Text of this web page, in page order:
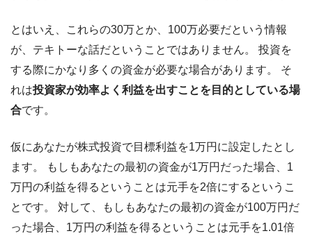
とはいえ、これらの30万とか、100万必要だという情報
が、テキトーな話だということではありません。 投資を
する際にかなり多くの資金が必要な場合があります。 そ
れは投資家が効率よく利益を出すことを目的としている場
合です。
仮にあなたが株式投資で目標利益を1万円に設定したとし
ます。 もしもあなたの最初の資金が1万円だった場合、1
万円の利益を得るということは元手を2倍にするというこ
とです。 対して、もしもあなたの最初の資金が100万円だ
った場合、1万円の利益を得るということは元手を1.01倍